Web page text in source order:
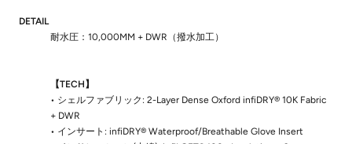
DETAIL
耐水圧：10,000MM + DWR（撥水加工）
【TECH】
• シェルファブリック: 2-Layer Dense Oxford infiDRY® 10K Fabric
+ DWR
• インサート: infiDRY® Waterproof/Breathable Glove Insert